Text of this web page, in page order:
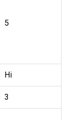
5
Ні
3